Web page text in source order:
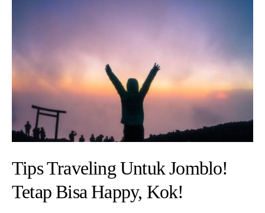
Tips Traveling Untuk Jomblo!
Tetap Bisa Happy, Kok!